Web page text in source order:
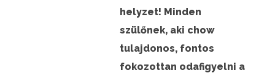
helyzet! Minden
szülőnek, aki chow
tulajdonos, fontos
fokozottan odafigyelni a